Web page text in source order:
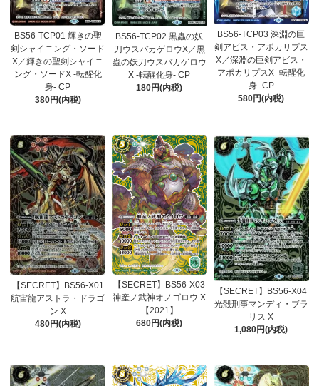
BS56-TCP01 輝きの聖
剣シャイニング・ソード
X／輝きの聖剣シャイニ
ング・ソードX -転醒化
身- CP
380円(内税)
BS56-TCP02 黒蟲の妖
刀ウスバカゲロウX／黒
蟲の妖刀ウスバカゲロウ
X -転醒化身- CP
180円(内税)
BS56-TCP03 深淵の巨
剣アビス・アポカリプス
X／深淵の巨剣アビス・
アポカリプスX -転醒化
身- CP
580円(内税)
【SECRET】BS56-X01
航宙龍アストラ・ドラゴ
ン X
480円(内税)
【SECRET】BS56-X03
神産ノ武神オノゴロウ X
【2021】
680円(内税)
【SECRET】BS56-X04
光殻刑事マンディ・ブラ
リス X
1,080円(内税)